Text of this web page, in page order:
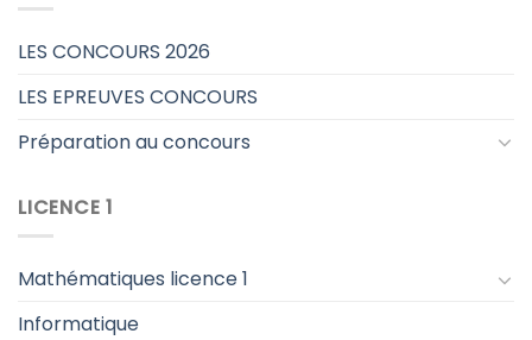
LES CONCOURS 2026
LES EPREUVES CONCOURS
Préparation au concours
LICENCE 1
Mathématiques licence 1
Informatique